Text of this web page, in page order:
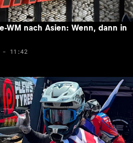
WM nach Asien: Wenn, dann in
- 11:42